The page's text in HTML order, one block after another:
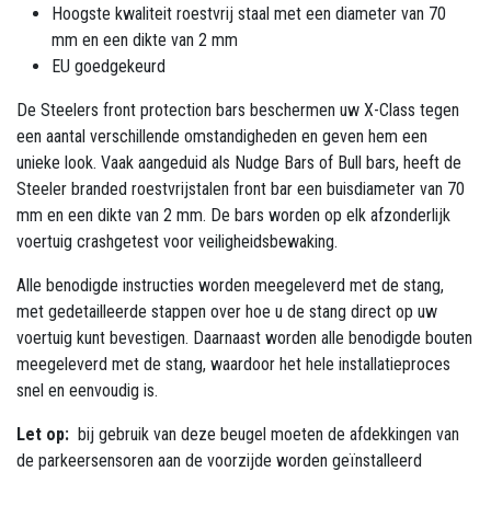
Hoogste kwaliteit roestvrij staal met een diameter van 70
mm en een dikte van 2 mm
EU goedgekeurd
De Steelers front protection bars beschermen uw X-Class tegen
een aantal verschillende omstandigheden en geven hem een ​​
unieke look. Vaak aangeduid als Nudge Bars of Bull bars, heeft de
Steeler branded roestvrijstalen front bar een buisdiameter van 70
mm en een dikte van 2 mm. De bars worden op elk afzonderlijk
voertuig crashgetest voor veiligheidsbewaking.
Alle benodigde instructies worden meegeleverd met de stang,
met gedetailleerde stappen over hoe u de stang direct op uw
voertuig kunt bevestigen. Daarnaast worden alle benodigde bouten
meegeleverd met de stang, waardoor het hele installatieproces
snel en eenvoudig is.
Let op: bij gebruik van deze beugel moeten de afdekkingen van
de parkeersensoren aan de voorzijde worden geïnstalleerd